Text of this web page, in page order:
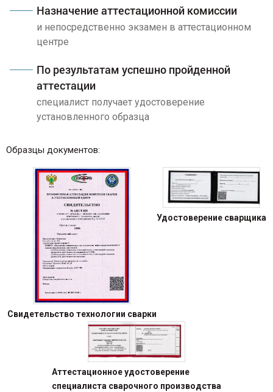
Назначение аттестационной комиссии
и непосредственно экзамен в аттестационном
центре
По результатам успешно пройденной
аттестации
специалист получает удостоверение
установленного образца
Образцы документов:
Свидетельство технологии сварки
Удостоверение сварщика
Аттестационное удостоверение
специалиста сварочного производства